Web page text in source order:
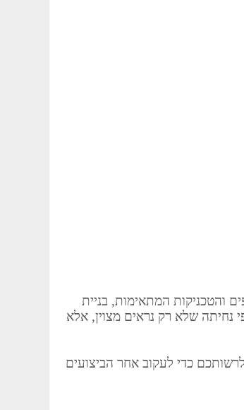
והטכניקות המתאימות, בניית
נחיתה שלא רק נראים מצוין, אלא
כדי לעקוב אחר הביצועים